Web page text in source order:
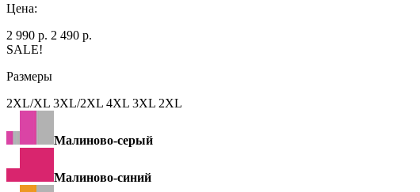
Цена:
2 990 р. 2 490 р.
SALE!
Размеры
2XL/XL 3XL/2XL 4ХL 3XL 2XL
Малиново-серый
Малиново-синий